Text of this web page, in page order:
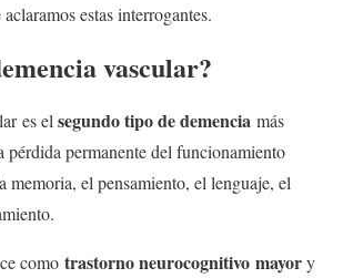
estas interrogantes.
vascular?
es el segundo tipo de demencia más
permanente del funcionamiento
memoria, el pensamiento, el lenguaje, el
como trastorno neurocognitivo mayory